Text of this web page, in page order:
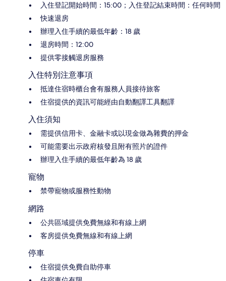
入住登記開始時間：15:00；入住登記結束時間：任何時間
快速退房
辦理入住手續的最低年齡：18 歲
退房時間：12:00
提供零接觸退房服務
入住特別注意事項
抵達住宿時櫃台會有服務人員接待旅客
住宿提供的資訊可能經由自動翻譯工具翻譯
入住須知
需提供信用卡、金融卡或以現金做為雜費的押金
可能需要出示政府核發且附有照片的證件
辦理入住手續的最低年齡為 18 歲
寵物
禁帶寵物或服務性動物
網路
公共區域提供免費無線和有線上網
客房提供免費無線和有線上網
停車
住宿提供免費自助停車